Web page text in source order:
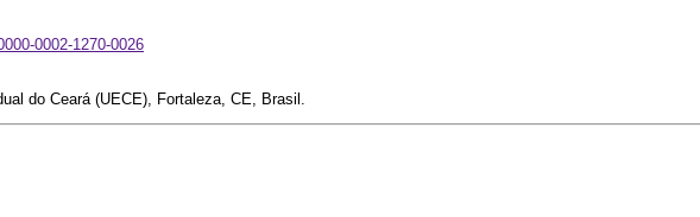
0002-1270-0026
do Ceará (UECE), Fortaleza, CE, Brasil.